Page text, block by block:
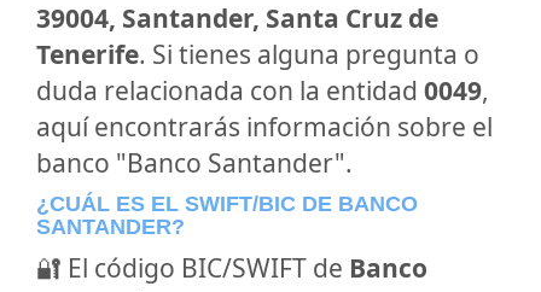
39004, Santander, Santa Cruz de
Tenerife. Si tienes alguna pregunta o
duda relacionada con la entidad 0049,
aquí encontrarás información sobre el
banco "Banco Santander".
¿CUÁL ES EL SWIFT/BIC DE BANCO
SANTANDER?
🔐 El código BIC/SWIFT de Banco